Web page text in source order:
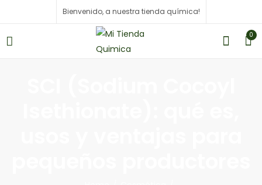
Bienvenido, a nuestra tienda química!
0